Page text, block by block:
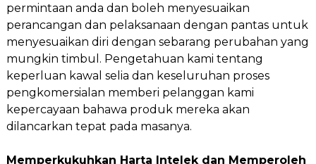
permintaan anda dan boleh menyesuaikan
perancangan dan pelaksanaan dengan pantas untuk
menyesuaikan diri dengan sebarang perubahan yang
mungkin timbul. Pengetahuan kami tentang
keperluan kawal selia dan keseluruhan proses
pengkomersialan memberi pelanggan kami
kepercayaan bahawa produk mereka akan
dilancarkan tepat pada masanya.
Memperkukuhkan Harta Intelek dan Memperoleh